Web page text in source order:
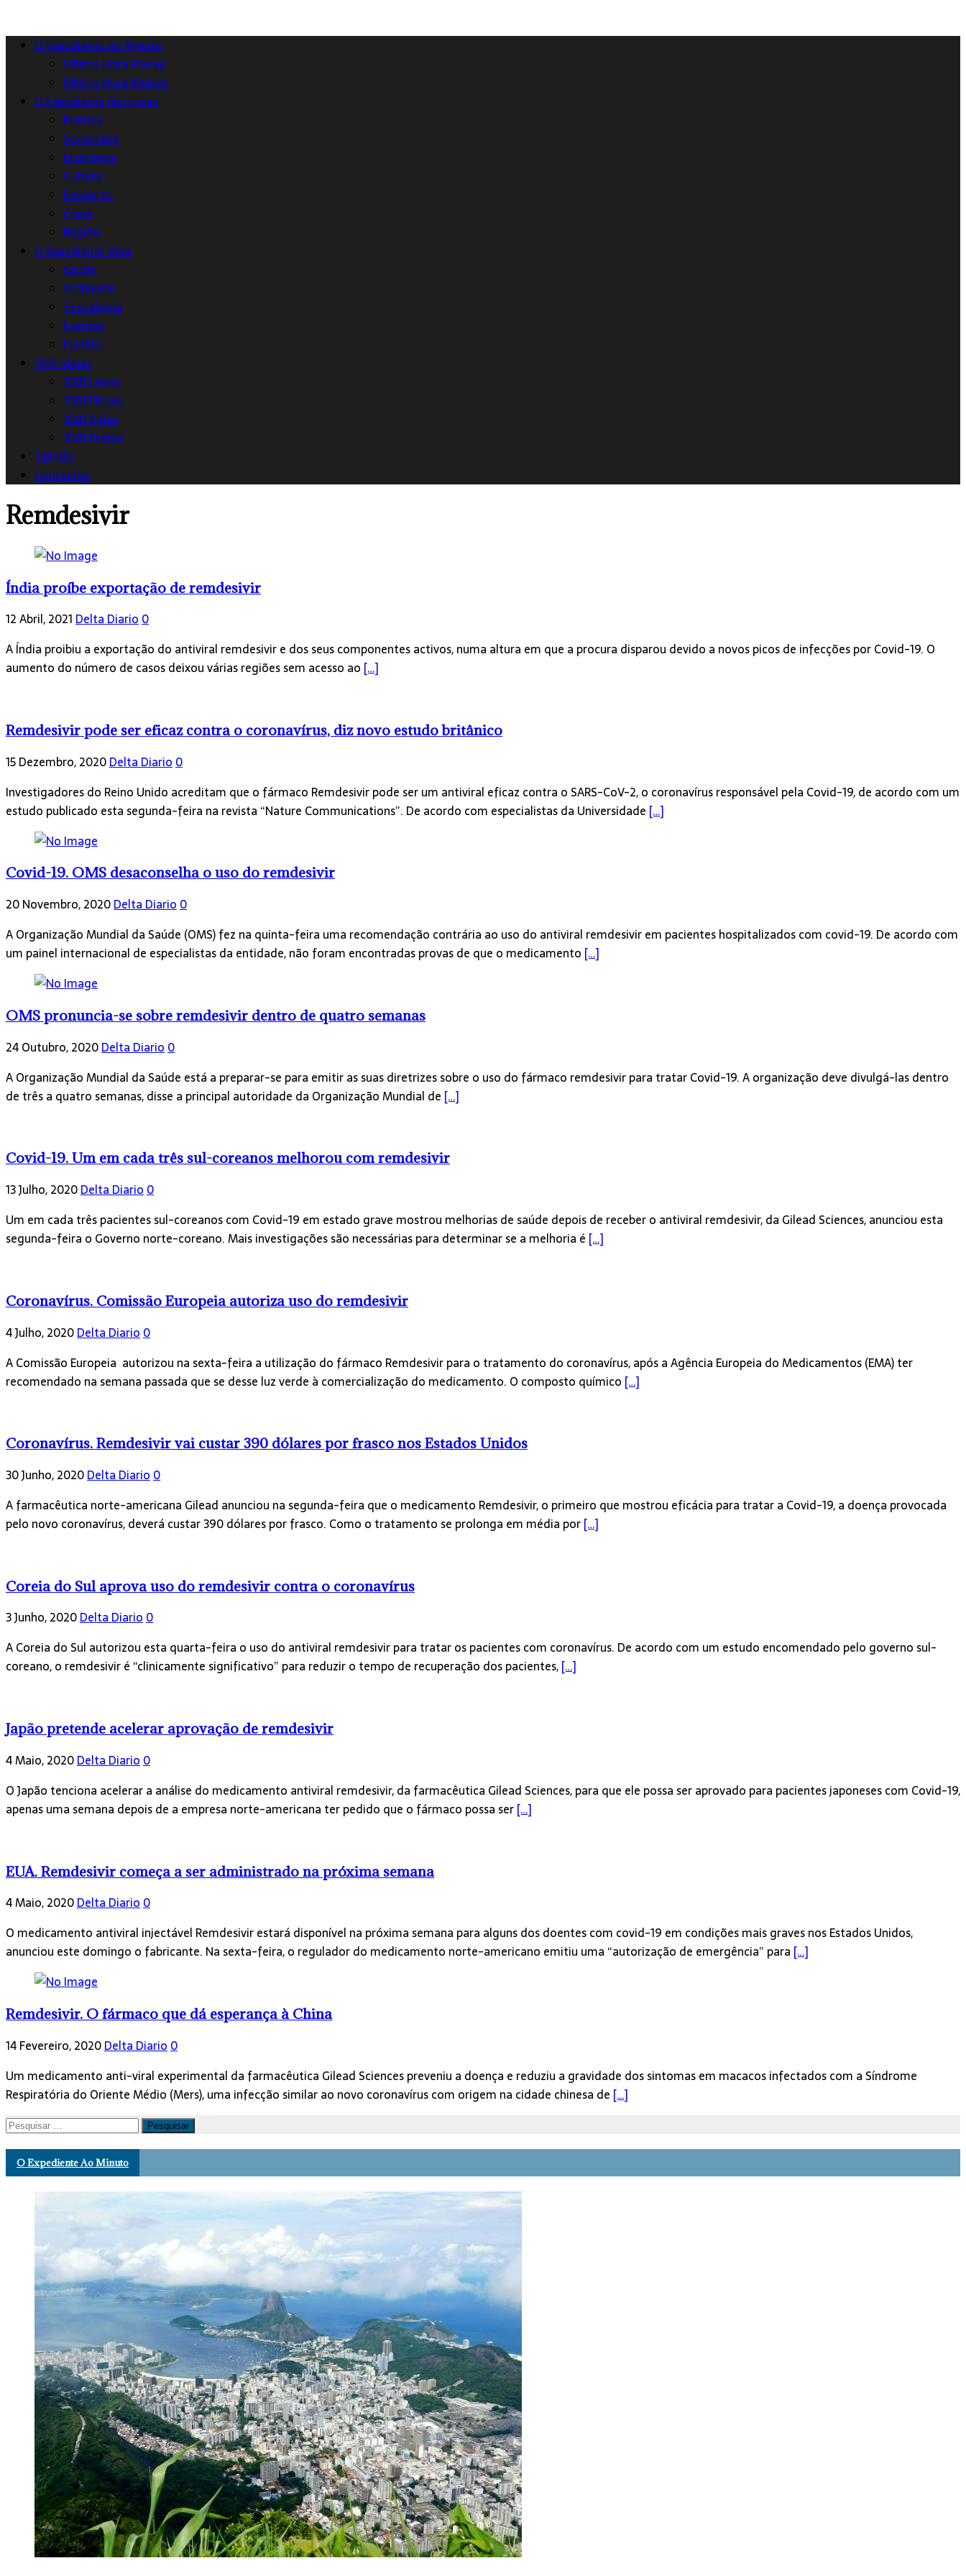
O Expediente ao Minuto
Última Hora Macau
Última Hora Mundo
O Expediente Noticioso
Política
Sociedade
Economia
Cultura
Desporto
China
Região
O Expediente Vida
Saúde
Ambiente
Tecnologia
Eventos
Insólito
1001 Ideias
1001 Livros
1001 Filmes
1001 Vidas
1001 Pratos
Opinião
Contactos
Remdesivir
Índia proíbe exportação de remdesivir
12 Abril, 2021Delta Diario0
A Índia proibiu a exportação do antiviral remdesivir e dos seus componentes activos, numa altura em que a procura disparou devido a novos picos de infecções por Covid-19. O
aumento do número de casos deixou várias regiões sem acesso ao […]
Remdesivir pode ser eficaz contra o coronavírus, diz novo estudo britânico
15 Dezembro, 2020Delta Diario 0
Investigadores do Reino Unido acreditam que o fármaco Remdesivir pode ser um antiviral eficaz contra o SARS-CoV-2, o coronavírus responsável pela Covid-19, de acordo com um
estudo publicado esta segunda-feira na revista “Nature Communications”. De acordo com especialistas da Universidade […]
Covid-19. OMS desaconselha o uso do remdesivir
20 Novembro, 2020Delta Diario 0
A Organização Mundial da Saúde (OMS) fez na quinta-feira uma recomendação contrária ao uso do antiviral remdesivir em pacientes hospitalizados com covid-19. De acordo com
um painel internacional de especialistas da entidade, não foram encontradas provas de que o medicamento […]
OMS pronuncia-se sobre remdesivir dentro de quatro semanas
24 Outubro, 2020Delta Diario 0
A Organização Mundial da Saúde está a preparar-se para emitir as suas diretrizes sobre o uso do fármaco remdesivir para tratar Covid-19. A organização deve divulgá-las dentro
de três a quatro semanas, disse a principal autoridade da Organização Mundial de […]
Covid-19. Um em cada três sul-coreanos melhorou com remdesivir
13 Julho, 2020Delta Diario 0
Um em cada três pacientes sul-coreanos com Covid-19 em estado grave mostrou melhorias de saúde depois de receber o antiviral remdesivir, da Gilead Sciences, anunciou esta
segunda-feira o Governo norte-coreano. Mais investigações são necessárias para determinar se a melhoria é […]
Coronavírus. Comissão Europeia autoriza uso do remdesivir
4 Julho, 2020Delta Diario 0
A Comissão Europeia autorizou na sexta-feira a utilização do fármaco Remdesivir para o tratamento do coronavírus, após a Agência Europeia do Medicamentos (EMA) ter
recomendado na semana passada que se desse luz verde à comercialização do medicamento. O composto químico […]
Coronavírus. Remdesivir vai custar 390 dólares por frasco nos Estados Unidos
30 Junho, 2020Delta Diario 0
A farmacêutica norte-americana Gilead anunciou na segunda-feira que o medicamento Remdesivir, o primeiro que mostrou eficácia para tratar a Covid-19, a doença provocada
pelo novo coronavírus, deverá custar 390 dólares por frasco. Como o tratamento se prolonga em média por[…]
Coreia do Sul aprova uso do remdesivir contra o coronavírus
3 Junho, 2020Delta Diario0
A Coreia do Sul autorizou esta quarta-feira o uso do antiviral remdesivir para tratar os pacientes com coronavírus. De acordo com um estudo encomendado pelo governo sul-
coreano, o remdesivir é “clinicamente significativo” para reduzir o tempo de recuperação dos pacientes,[…]
Japão pretende acelerar aprovação de remdesivir
4 Maio, 2020Delta Diario 0
O Japão tenciona acelerar a análise do medicamento antiviral remdesivir, da farmacêutica Gilead Sciences, para que ele possa ser aprovado para pacientes japoneses com Covid-19,
apenas uma semana depois de a empresa norte-americana ter pedido que o fármaco possa ser[…]
EUA. Remdesivir começa a ser administrado na próxima semana
4 Maio, 2020Delta Diario0
O medicamento antiviral injectável Remdesivir estará disponível na próxima semana para alguns dos doentes com covid-19 em condições mais graves nos Estados Unidos,
anunciou este domingo o fabricante. Na sexta-feira, o regulador do medicamento norte-americano emitiu uma “autorização de emergência” para […]
Remdesivir. O fármaco que dá esperança à China
14 Fevereiro, 2020Delta Diario 0
Um medicamento anti-viral experimental da farmacêutica Gilead Sciences preveniu a doença e reduziu a gravidade dos sintomas em macacos infectados com a Síndrome
Respiratória do Oriente Médio (Mers), uma infecção similar ao novo coronavírus com origem na cidade chinesa de […]
Pesquisar
O Expediente Ao Minuto